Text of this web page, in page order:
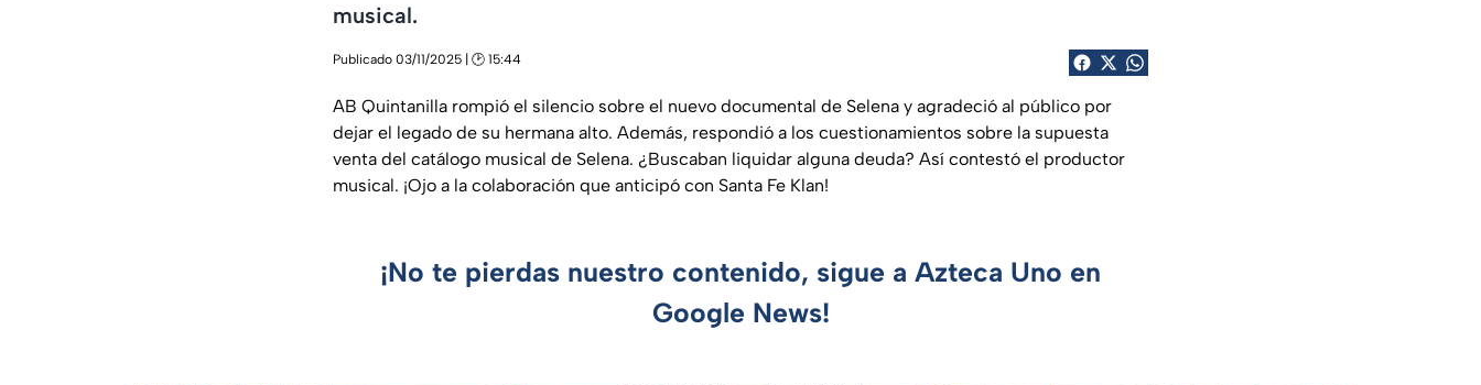
musical.
Publicado 03/11/2025 | 🕑 15:44
AB Quintanilla rompió el silencio sobre el nuevo documental de Selena y agradeció al público por
dejar el legado de su hermana alto. Además, respondió a los cuestionamientos sobre la supuesta
venta del catálogo musical de Selena. ¿Buscaban liquidar alguna deuda? Así contestó el productor
musical. ¡Ojo a la colaboración que anticipó con Santa Fe Klan!
¡No te pierdas nuestro contenido, sigue a Azteca Uno en
Google News!